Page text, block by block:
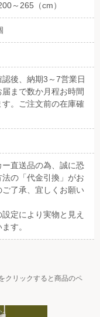
～265（cm）
後、納期3～7営業日
まで数か月程お時間
。ご注文前の在庫確
直送品の為、誠に恐
の「代金引換」がお
了承、宜しくお願い
定により実物と見え
す。
ックすると商品のペ